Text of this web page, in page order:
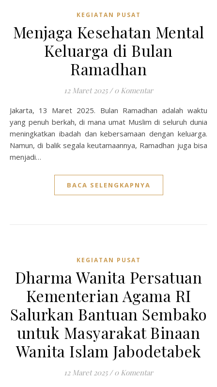
KEGIATAN PUSAT
Menjaga Kesehatan Mental
Keluarga di Bulan
Ramadhan
12 Maret 2025 / 0 Komentar
Jakarta, 13 Maret 2025. Bulan Ramadhan adalah waktu
yang penuh berkah, di mana umat Muslim di seluruh dunia
meningkatkan ibadah dan kebersamaan dengan keluarga.
Namun, di balik segala keutamaannya, Ramadhan juga bisa
menjadi…
BACA SELENGKAPNYA
KEGIATAN PUSAT
Dharma Wanita Persatuan
Kementerian Agama RI
Salurkan Bantuan Sembako
untuk Masyarakat Binaan
Wanita Islam Jabodetabek
12 Maret 2025 / 0 Komentar